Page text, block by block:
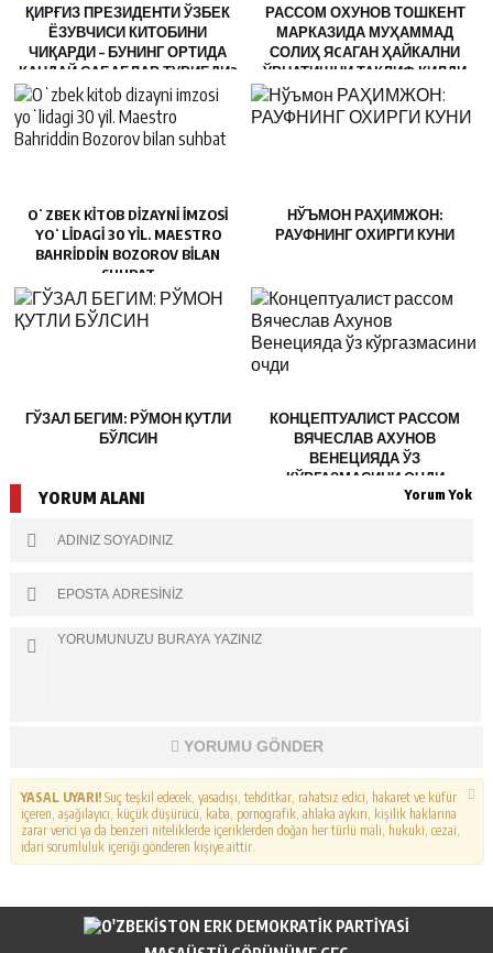
ҚИРҒИЗ ПРЕЗИДЕНТИ ЎЗБЕК
ЁЗУВЧИСИ КИТОБИНИ
ЧИҚАРДИ – БУНИНГ ОРТИДА
ҚАНДАЙ САБАБЛАР ТУРИБДИ?
РАССОМ ОХУНОВ ТОШКЕНТ
МАРКАЗИДА МУҲАММАД
СОЛИҲ ЯCАГАН ҲАЙКАЛНИ
ЎРНАТИШНИ ТАКЛИФ ҚИЛДИ
OʻZBEK KITOB DIZAYNI IMZOSI
YOʻLIDAGI 30 YIL. MAESTRO
BAHRIDDIN BOZOROV BILAN
SUHBAT
НЎЪМОН РАҲИМЖОН:
РАУФНИНГ ОХИРГИ КУНИ
ГЎЗАЛ БЕГИМ: РЎМОН ҚУТЛИ
БЎЛСИН
КОНЦЕПТУАЛИСТ РАССОМ
ВЯЧЕСЛАВ АХУНОВ
ВЕНЕЦИЯДА ЎЗ
КЎРГАЗМАСИНИ ОЧДИ
YORUM ALANI Yorum Yok
YORUMU GÖNDER
YASAL UYARI!Suç teşkil edecek, yasadışı, tehditkar, rahatsız edici, hakaret ve küfür
içeren, aşağılayıcı, küçük düşürücü, kaba, pornografik, ahlaka aykırı, kişilik haklarına
zarar verici ya da benzeri niteliklerde içeriklerden doğan her türlü mali, hukuki, cezai,
idari sorumluluk içeriği gönderen kişiye aittir.